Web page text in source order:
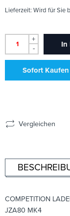
Lieferzeit: Wird für Sie
+
-
In
Sofort Kaufen
Vergleichen
COMPETITION
JZA80 MK4